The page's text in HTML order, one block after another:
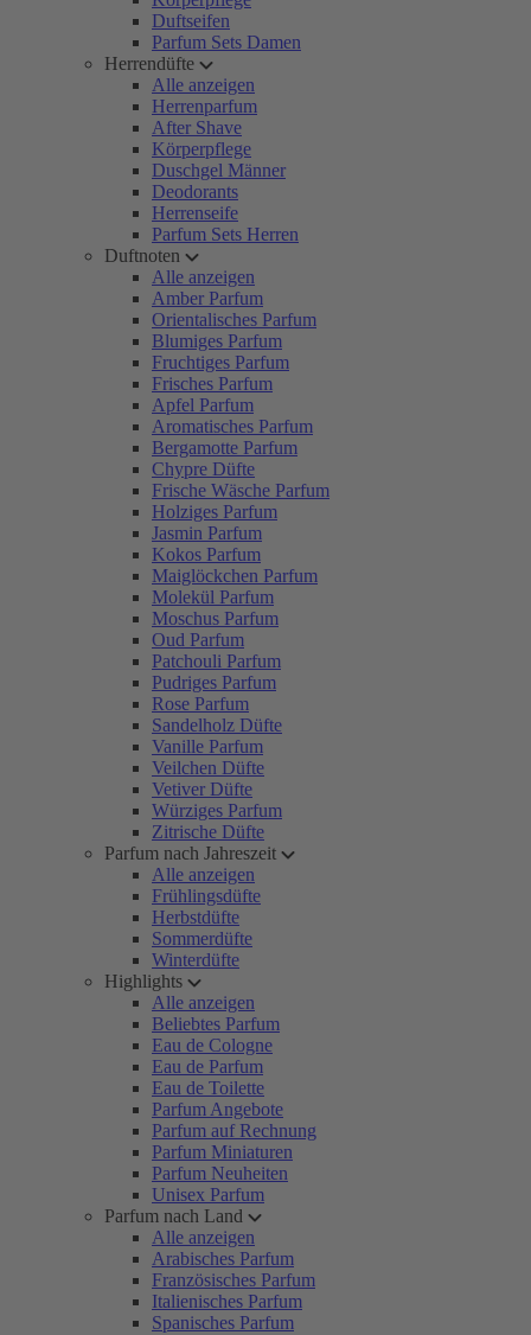
Duftseifen
Parfum Sets Damen
Herrendüfte
Alle anzeigen
Herrenparfum
After Shave
Körperpflege
Duschgel Männer
Deodorants
Herrenseife
Parfum Sets Herren
Duftnoten
Alle anzeigen
Amber Parfum
Orientalisches Parfum
Blumiges Parfum
Fruchtiges Parfum
Frisches Parfum
Apfel Parfum
Aromatisches Parfum
Bergamotte Parfum
Chypre Düfte
Frische Wäsche Parfum
Holziges Parfum
Jasmin Parfum
Kokos Parfum
Maiglöckchen Parfum
Molekül Parfum
Moschus Parfum
Oud Parfum
Patchouli Parfum
Pudriges Parfum
Rose Parfum
Sandelholz Düfte
Vanille Parfum
Veilchen Düfte
Vetiver Düfte
Würziges Parfum
Zitrische Düfte
Parfum nach Jahreszeit
Alle anzeigen
Frühlingsdüfte
Herbstdüfte
Sommerdüfte
Winterdüfte
Highlights
Alle anzeigen
Beliebtes Parfum
Eau de Cologne
Eau de Parfum
Eau de Toilette
Parfum Angebote
Parfum auf Rechnung
Parfum Miniaturen
Parfum Neuheiten
Unisex Parfum
Parfum nach Land
Alle anzeigen
Arabisches Parfum
Französisches Parfum
Italienisches Parfum
Spanisches Parfum